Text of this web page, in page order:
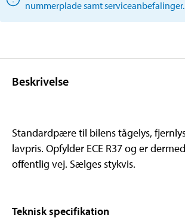
nummerplade samt serviceanbefalinger.
Beskrivelse
Standardpære til bilens tågelys,
lavpris. Opfylder ECE R37 og er
offentlig vej. Sælges stykvis.
Teknisk specifikation